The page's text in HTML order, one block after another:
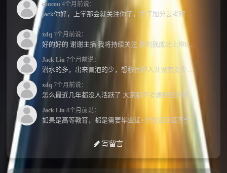
coucou 4个月前说：
jack你好，上学那会就关注你了，为了加分去考研现在有个尴尬的地方了：我专科直接考研没有本...
xdq 7个月前说：
好的好的 谢谢主播 我将持续关注 直到我成功上岸hhhh
Jack Liu 7个月前说：
潜水的多，出来冒泡的少，想移民的人并没有变少，但现实因素影响了大家的热情度，政策原因...
xdq 7个月前说：
怎么最近几年都没人活跃了 大家都不考虑新西兰移民了嘛？ 没什么人评论，也没什么新的消息...
Jack Liu 8个月前说：
如果是高等教育，都是需要毕业证+学位证双证齐全才能免NZQA认证，单证都需要额外认证，获得...
写留言